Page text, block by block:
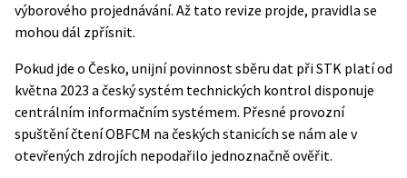
výborového projednávání. Až tato revize projde, pravidla se
mohou dál zpřísnit.
Pokud jde o Česko, unijní povinnost sběru dat při STK platí od
května 2023 a český systém technických kontrol disponuje
centrálním informačním systémem. Přesné provozní
spuštění čtení OBFCM na českých stanicích se nám ale v
otevřených zdrojích nepodařilo jednoznačně ověřit.